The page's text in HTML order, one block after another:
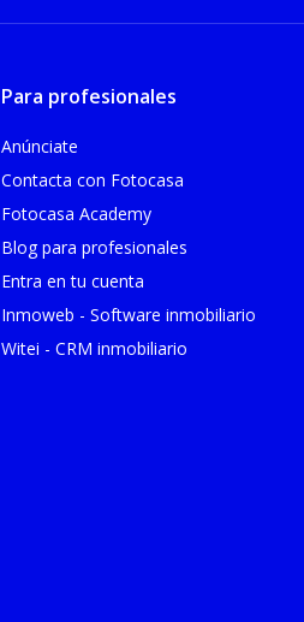
Para profesionales
Anúnciate
Contacta con Fotocasa
Fotocasa Academy
Blog para profesionales
Entra en tu cuenta
Inmoweb - Software inmobiliario
Witei - CRM inmobiliario